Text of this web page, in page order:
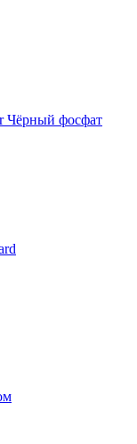
Чёрный фосфат